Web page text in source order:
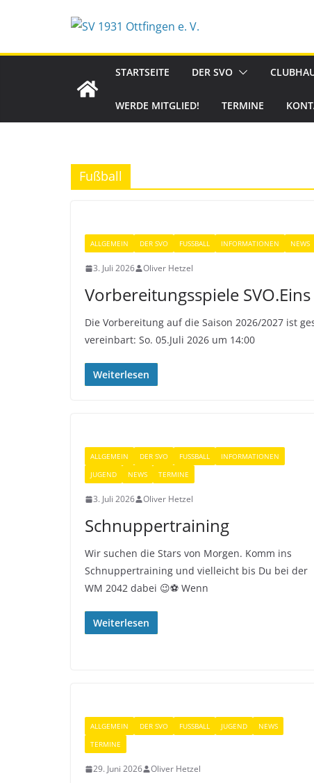
STARTSEITE DER SVO
WERDE MITGLIED! TERMINE
Fußball
ALLGEMEIN DER SVO FUSSBALL INFORMATIONEN NEWS
3. Juli 2026 Oliver Hetzel
Vorbereitungsspiele SVO.Eins
Die Vorbereitung auf die Saison 2026/2027 ist
vereinbart: So. 05.Juli 2026 um 14:00
Weiterlesen
ALLGEMEIN DER SVO FUSSBALL
INFORMATIONEN
JUGEND
NEWS TERMINE
3. Juli 2026 Oliver Hetzel
Schnuppertraining
Wir suchen die Stars von Morgen. Komm ins
Schnuppertraining und vielleicht bis Du bei der
WM 2042 dabei 😉⚽️ Wenn
Weiterlesen
ALLGEMEIN DER SVO FUSSBALL JUGEND
NEWS
TERMINE
29. Juni 2026 Oliver Hetzel